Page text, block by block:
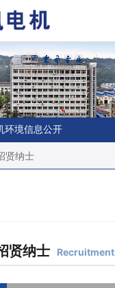
环境信息公开
环境信息公开
境信息公开
贤纳士
贤纳士 Recruitment